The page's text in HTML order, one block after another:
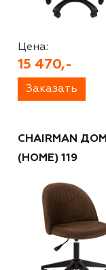
Цена:
15 470,-
Заказать
CHAIRMAN ДОМ
(HOME) 119